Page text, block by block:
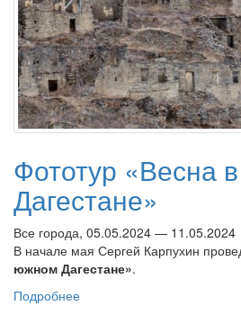
Фототур «Весна
Дагестане»
Все города, 05.05.2024 — 11.05.2024
В начале мая Сергей Карпухин
южном Дагестане».
Подробнее